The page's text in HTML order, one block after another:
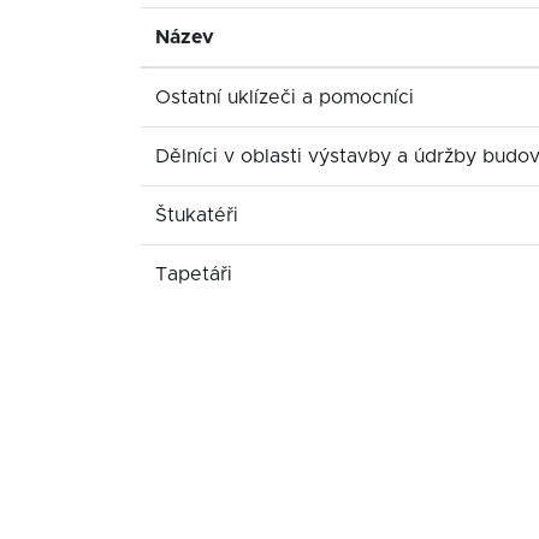
Název
Ostatní uklízeči a pomocníci
Dělníci v oblasti výstavby a údržby budov
Štukatéři
Tapetáři